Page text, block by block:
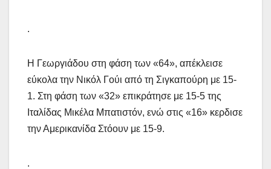
.
Η Γεωργιάδου στη φάση των «64», απέκλεισε
εύκολα την Νικόλ Γούι από τη Σιγκαπούρη με 15-
1. Στη φάση των «32» επικράτησε με 15-5 της
Ιταλίδας Μικέλα Μπατιστόν, ενώ στις «16» κερδισε
την Αμερικανίδα Στόουν με 15-9.
.